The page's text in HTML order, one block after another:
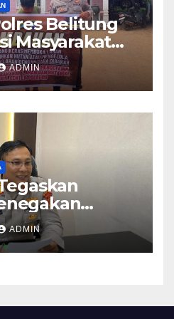
Belitung
Masyarakat
tentang
ADMIN
Perkara 53
Ilegal di
ADMIN